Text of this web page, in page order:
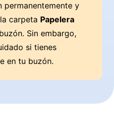
permanentemente y
carpeta Papelera
Sin embargo,
si tienes
en tu buzón.